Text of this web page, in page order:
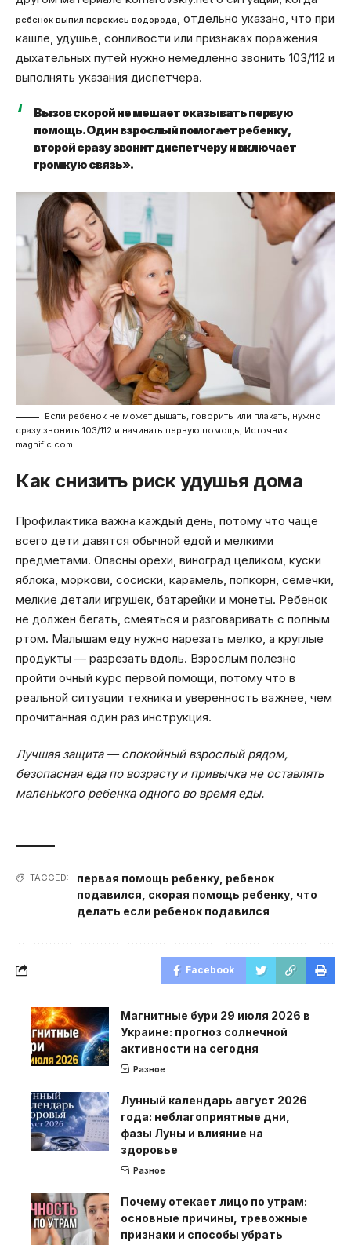
ребенок выпил перекись водорода, отдельно указано, что при
кашле, удушье, сонливости или признаках поражения
дыхательных путей нужно немедленно звонить 103/112 и
выполнять указания диспетчера.
Вызов скорой не мешает оказывать первую
помощь. Один взрослый помогает ребенку,
второй сразу звонит диспетчеру и включает
громкую связь».
Если ребенок не может дышать, говорить или плакать, нужно
сразу звонить 103/112 и начинать первую помощь, Источник:
magnific.com
Как снизить риск удушья дома
Профилактика важна каждый день, потому что чаще
всего дети давятся обычной едой и мелкими
предметами. Опасны орехи, виноград целиком, куски
яблока, моркови, сосиски, карамель, попкорн, семечки,
мелкие детали игрушек, батарейки и монеты. Ребенок
не должен бегать, смеяться и разговаривать с полным
ртом. Малышам еду нужно нарезать мелко, а круглые
продукты — разрезать вдоль. Взрослым полезно
пройти очный курс первой помощи, потому что в
реальной ситуации техника и уверенность важнее, чем
прочитанная один раз инструкция.
Лучшая защита — спокойный взрослый рядом,
безопасная еда по возрасту и привычка не оставлять
маленького ребенка одного во время еды.
TAGGED: первая помощь ребенку ребенок
подавился скорая помощь ребенку что
делать если ребенок подавился
Facebook
Магнитные бури 29 июля 2026 в
Украине: прогноз солнечной
активности на сегодня
Разное
Лунный календарь август 2026
года: неблагоприятные дни,
фазы Луны и влияние на
здоровье
Разное
Почему отекает лицо по утрам:
основные причины, тревожные
признаки и способы убрать